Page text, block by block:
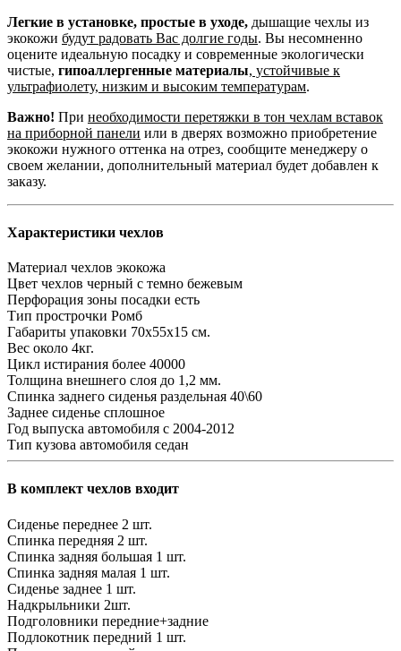
Легкие в установке, простые в уходе, дышащие чехлы из
экокожи будут радовать Вас долгие годы. Вы несомненно
оцените идеальную посадку и современные экологически
чистые, гипоаллергенные материалы, устойчивые к
ультрафиолету, низким и высоким температурам.
Важно! При необходимости перетяжки в тон чехлам вставок
на приборной панели или в дверях возможно приобретение
экокожи нужного оттенка на отрез, сообщите менеджеру о
своем желании, дополнительный материал будет добавлен к
заказу.
Характеристики чехлов
Материал чехлов экокожа
Цвет чехлов черный с темно бежевым
Перфорация зоны посадки есть
Тип прострочки Ромб
Габариты упаковки 70х55х15 см.
Вес около 4кг.
Цикл истирания более 40000
Толщина внешнего слоя до 1,2 мм.
Спинка заднего сиденья раздельная 40\60
Заднее сиденье сплошное
Год выпуска автомобиля с 2004-2012
Тип кузова автомобиля седан
В комплект чехлов входит
Сиденье переднее 2 шт.
Спинка передняя 2 шт.
Спинка задняя большая 1 шт.
Спинка задняя малая 1 шт.
Сиденье заднее 1 шт.
Надкрыльники 2шт.
Подголовники передние+задние
Подлокотник передний 1 шт.